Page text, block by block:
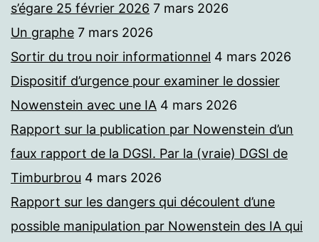
s’égare 25 février 2026 7 mars 2026
Un graphe 7 mars 2026
Sortir du trou noir informationnel 4 mars 2026
Dispositif d’urgence pour examiner le dossier
Nowenstein avec une IA 4 mars 2026
Rapport sur la publication par Nowenstein d’un
faux rapport de la DGSI. Par la (vraie) DGSI de
Timburbrou 4 mars 2026
Rapport sur les dangers qui découlent d’une
possible manipulation par Nowenstein des IA qui